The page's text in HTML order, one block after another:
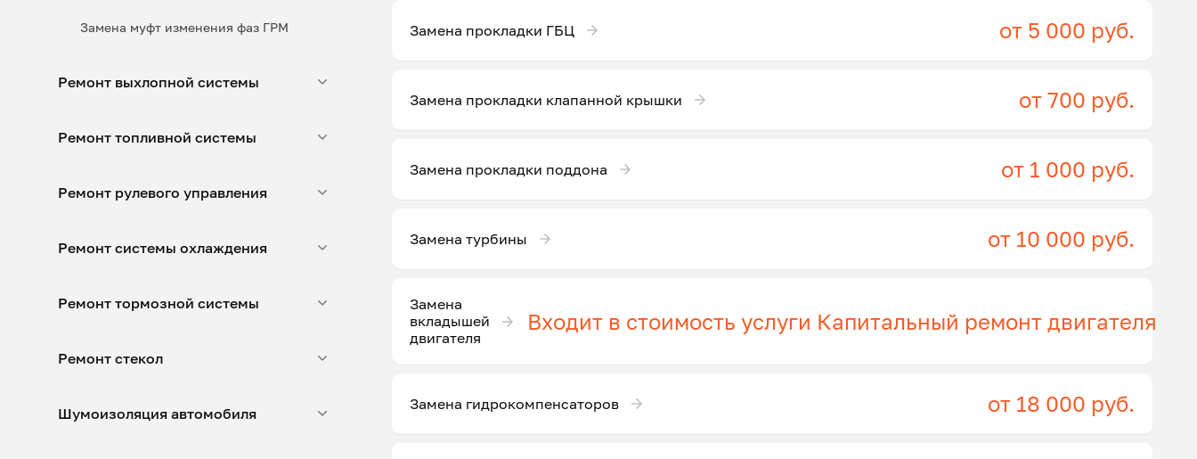
Замена муфт изменения фаз ГРМ
Ремонт выхлопной системы
Ремонт топливной системы
Ремонт рулевого управления
Ремонт системы охлаждения
Ремонт тормозной системы
Ремонт стекол
Шумоизоляция автомобиля
Замена прокладки ГБЦ от 5 000 руб.
Замена прокладки клапанной крышки от 700 руб.
Замена прокладки поддона от 1 000 руб.
Замена турбины от 10 000 руб.
Замена
вкладышей
двигателя
Входит в стоимость услуги Капитальный ремонт двигателя
Замена гидрокомпенсаторов от 18 000 руб.